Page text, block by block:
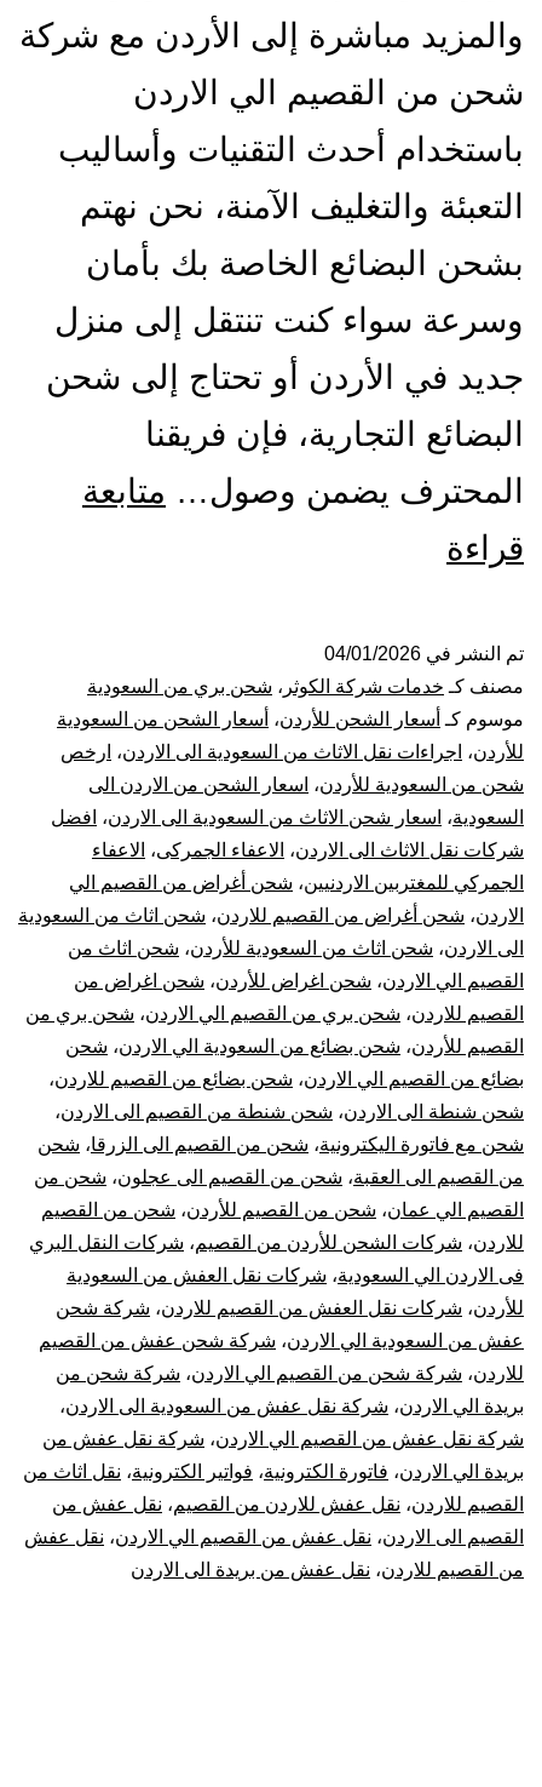
والمزيد مباشرة إلى الأردن مع شركة
شحن من القصيم الي الاردن
باستخدام أحدث التقنيات وأساليب
التعبئة والتغليف الآمنة، نحن نهتم
بشحن البضائع الخاصة بك بأمان
وسرعة سواء كنت تنتقل إلى منزل
جديد في الأردن أو تحتاج إلى شحن
البضائع التجارية، فإن فريقنا
المحترف يضمن وصول… متابعة
قراءة
من
القصيم
الي
الاردن
|
نقل
عفش
من
القصيم
للأردن
تم النشر في 04/01/2026
مصنف كـ خدمات شركة الكوثر ، شحن بري من السعودية
موسوم كـ أسعار الشحن للأردن، أسعار الشحن من السعودية
للأردن، اجراءات نقل الاثاث من السعودية الى الاردن، ارخص
شحن من السعودية للأردن، اسعار الشحن من الاردن الى
السعودية، اسعار شحن الاثاث من السعودية الى الاردن، افضل
شركات نقل الاثاث الى الاردن، الاعفاء الجمركى، الاعفاء
الجمركي للمغتربين الاردنيين، شحن أغراض من القصيم الي
الاردن، شحن أغراض من القصيم للاردن، شحن اثاث من السعودية
الى الاردن، شحن اثاث من السعودية للأردن، شحن اثاث من
القصيم الي الاردن، شحن اغراض للأردن، شحن اغراض من
القصيم للاردن، شحن بري من القصيم الي الاردن، شحن بري من
القصيم للأردن، شحن بضائع من السعودية الي الاردن، شحن
بضائع من القصيم الي الاردن، شحن بضائع من القصيم للاردن،
شحن شنطة الى الاردن، شحن شنطة من القصيم الى الاردن،
شحن مع فاتورة اليكترونية، شحن من القصيم الى الزرقا، شحن
من القصيم الى العقبة، شحن من القصيم الى عجلون، شحن من
القصيم الي عمان، شحن من القصيم للأردن، شحن من القصيم
للاردن، شركات الشحن للأردن من القصيم، شركات النقل البري
فى الاردن الي السعودية، شركات نقل العفش من السعودية
للأردن، شركات نقل العفش من القصيم للاردن، شركة شحن
عفش من السعودية الي الاردن، شركة شحن عفش من القصيم
للاردن، شركة شحن من القصيم الي الاردن، شركة شحن من
بريدة الي الاردن، شركة نقل عفش من السعودية الى الاردن،
شركة نقل عفش من القصيم الي الاردن، شركة نقل عفش من
بريدة الي الاردن، فاتورة الكترونية، فواتير الكترونية، نقل اثاث من
القصيم للاردن، نقل عفش للاردن من القصيم، نقل عفش من
القصيم الى الاردن، نقل عفش من القصيم الي الاردن، نقل عفش
من القصيم للاردن، نقل عفش من بريدة الى الاردن